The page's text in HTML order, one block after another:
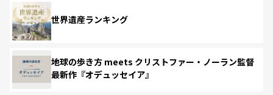
世界遺産ランキング
地球の歩き方 meets クリストファー・ノーラン監督
最新作『オデュッセイア』